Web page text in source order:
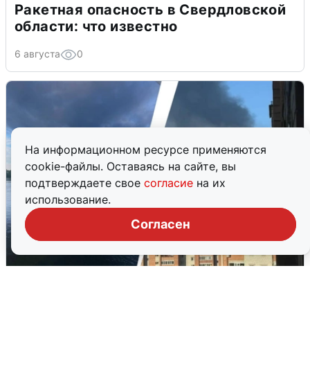
На информационном ресурсе применяются
cookie-файлы. Оставаясь на сайте, вы
подтверждаете свое согласие на их
использование.
Согласен
Ракетная опасность в Свердловской
области: что известно
6 августа 0